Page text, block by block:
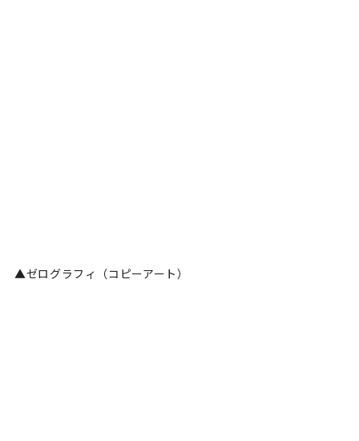
▲ゼログラフィ（コピーアート）